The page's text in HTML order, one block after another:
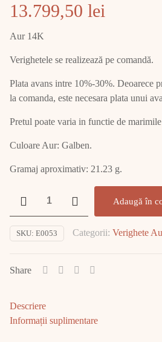
13.799,50 lei
Aur 14K
Verighetele se realizează pe comandă.
Plata avans intre 10%-30%. Deoarece
la comanda, este necesara plata unui
Pretul poate varia in functie de marimile
Culoare Aur: Galben.
Gramaj aproximativ: 21.23 g.
Set
Aur
E0053
Adaugă în
SKU: E0053 Categorii: Verighete
Share
Descriere
Informații suplimentare